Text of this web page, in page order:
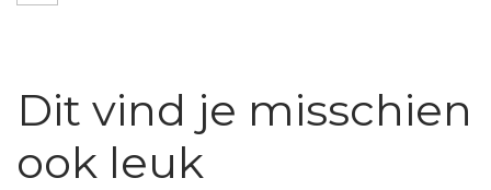
Dit vind je misschien
ook leuk